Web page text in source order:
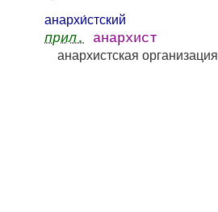
анархи́стский
прил. анархист
анархистская организация